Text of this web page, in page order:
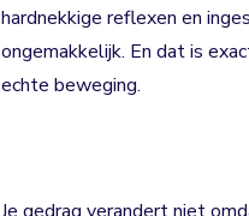
hardnekkige reflexen en
ongemakkelijk. En dat is
echte beweging.